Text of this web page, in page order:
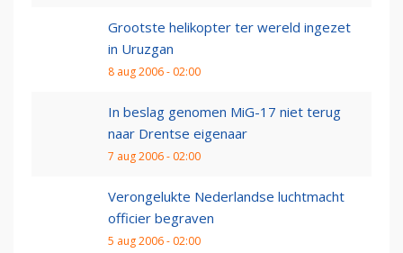
Grootste helikopter ter wereld ingezet
in Uruzgan
8 aug 2006 - 02:00
In beslag genomen MiG-17 niet terug
naar Drentse eigenaar
7 aug 2006 - 02:00
Verongelukte Nederlandse luchtmacht
officier begraven
5 aug 2006 - 02:00